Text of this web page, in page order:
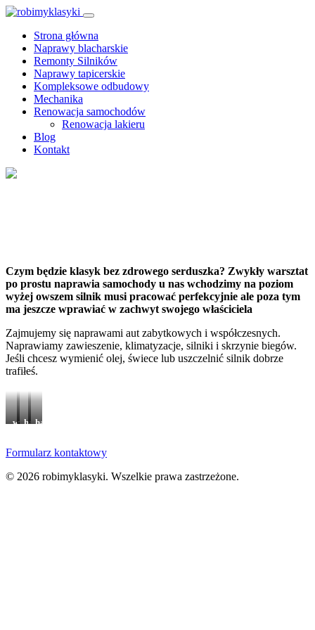
Strona główna
Naprawy blacharskie
Remonty Silników
Naprawy tapicerskie
Kompleksowe odbudowy
Mechanika
Renowacja samochodów
Renowacja lakieru
Blog
Kontakt
Czym będzie klasyk bez zdrowego serduszka? Zwykły warsztat
po prostu naprawia samochody u nas wchodzimy na poziom
wyżej owszem silnik musi pracować perfekcyjnie ale poza tym
ma jeszcze wprawiać w zachwyt swojego właściciela
Zajmujemy się naprawami aut zabytkowych i współczesnych.
Naprawiamy zawieszenie, klimatyzacje, silniki i skrzynie biegów.
Jeśli chcesz wymienić olej, świece lub uszczelnić silnik dobrze
trafiłeś.
wymiana
skrzyni
ford
mustang
hamulce
naprawą
hamulce
naprawie
odnowieniu
Formularz kontaktowy
© 2026 robimyklasyki. Wszelkie prawa zastrzeżone.